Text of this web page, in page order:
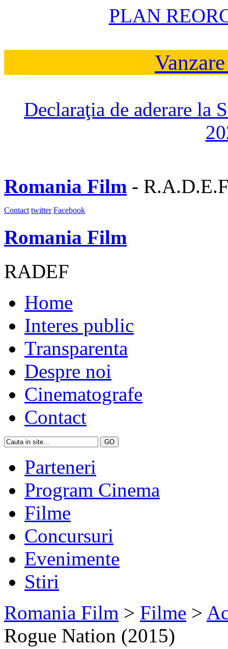
PLAN
Declaraţia de aderare la
Romania Film -
Contact twitter Facebook
Romania Film
RADEF
Home
Interes public
Transparenta
Despre noi
Cinematografe
Contact
Parteneri
Program Cinema
Filme
Concursuri
Evenimente
Stiri
Romania Film > Filme >
Rogue Nation (2015)